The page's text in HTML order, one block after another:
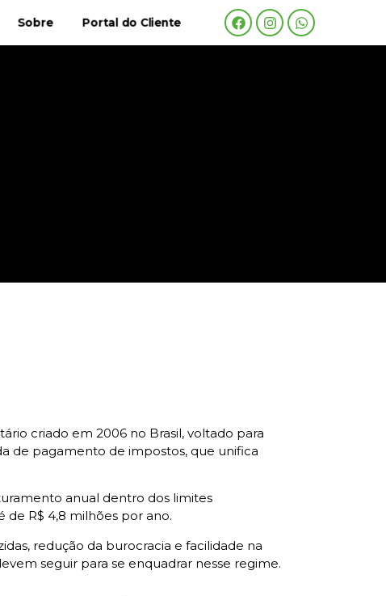
Sobre Portal do Cliente
criado em 2006 no Brasil, voltado para
de pagamento de impostos, que unifica
anual dentro dos limites
R$ 4,8 milhões por ano.
redução da burocracia e facilidade na
seguir para se enquadrar nesse regime.